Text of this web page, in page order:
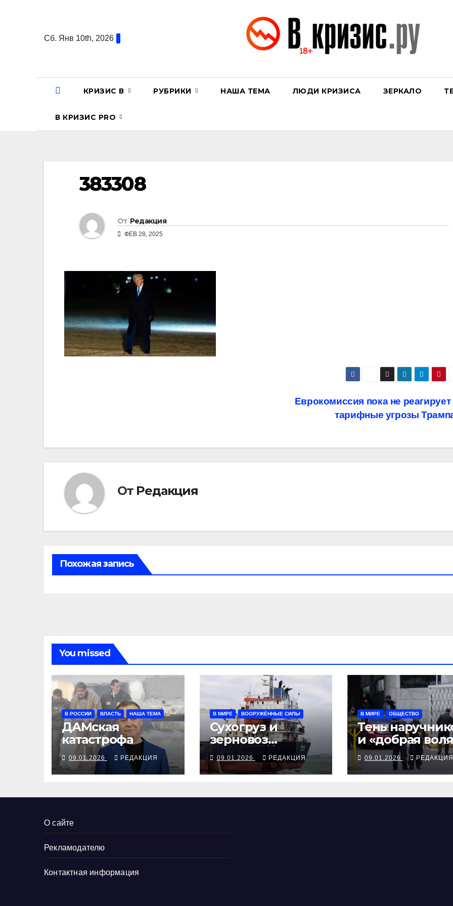
содержаниюСб. Янв 10th, 2026
КРИЗИС В РУБРИКИ НАША ТЕМА ЛЮДИ КРИЗИСА ЗЕРКАЛО
В КРИЗИС PRO
383308
От Редакция
ФЕВ 28, 2025
записям
Еврокомиссия пока не реагирует
тарифные угрозы
От Редакция
Похожая запись
You missed
В РОССИИ ВЛАСТЬ НАША ТЕМА
ДАМская
катастрофа
09.01.2026 РЕДАКЦИЯ
В МИРЕ ВООРУЖЁННЫЕ СИЛЫ
Сухогруз и
зерновоз
поражены
российскими
дронами
09.01.2026 РЕДАКЦИЯ
В МИРЕ ОБЩЕСТВО
Тень
и «добрая
— началось
освобождение
венесуэльских
09.01.2026 РЕДАКЦИЯ
О сайте
Рекламодателю
Контактная информация